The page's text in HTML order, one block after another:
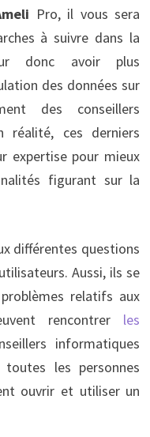
Pro, il vous sera
à suivre dans la
donc avoir plus
des données sur
des conseillers
réalité, ces derniers
expertise pour mieux
figurant sur la
différentes questions
Aussi, ils se
relatifs aux
rencontrer les
informatiques
les personnes
ouvrir et utiliser un